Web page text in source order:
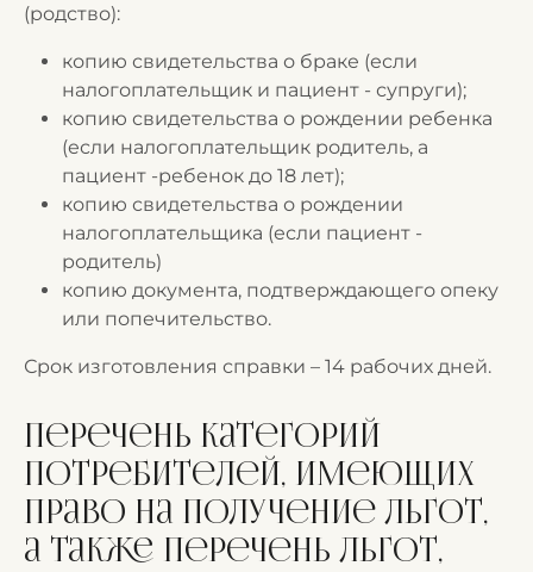
(родство):
копию свидетельства о браке (если
налогоплательщик и пациент - супруги);
копию свидетельства о рождении ребенка
(если налогоплательщик родитель, а
пациент -ребенок до 18 лет);
копию свидетельства о рождении
налогоплательщика (если пациент -
родитель)
копию документа, подтверждающего опеку
или попечительство.
Срок изготовления справки – 14 рабочих дней.
Перечень категорий
потребителей, имеющих
право на получение льгот,
а также перечень льгот,